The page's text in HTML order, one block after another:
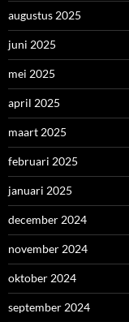
augustus 2025
juni 2025
mei 2025
april 2025
maart 2025
februari 2025
januari 2025
december 2024
november 2024
oktober 2024
september 2024